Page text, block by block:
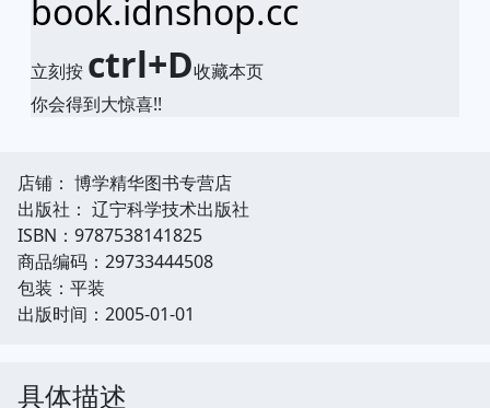
book.idnshop.cc
立刻按 ctrl+D收藏本页
你会得到大惊喜!!
店铺： 博学精华图书专营店
出版社： 辽宁科学技术出版社
ISBN：9787538141825
商品编码：29733444508
包装：平装
出版时间：2005-01-01
具体描述